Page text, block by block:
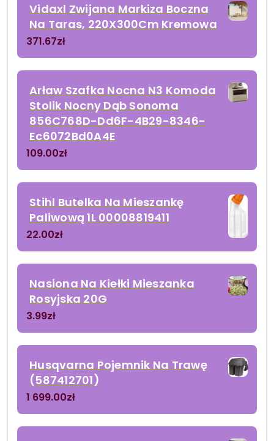
Vidaxl Zwijana Markiza Boczna
Na Taras, 220X300Cm Kremowa
371.67zł
Arław Szafka Nocna N3 Komoda
Stolik Nocny Dąb Sonoma
856C768D-Dd6F-4B29-8346-
Ec6072Bd0A4E
109.00zł
Stihl Butelka Na Mieszankę
Paliwową 1L 00008819411
22.00zł
Nasiona Na Kiełki Mieszanka
Rosyjska 20G
3.99zł
Husqvarna Pojemnik Na Trawę
(587412701)
1 699.00zł